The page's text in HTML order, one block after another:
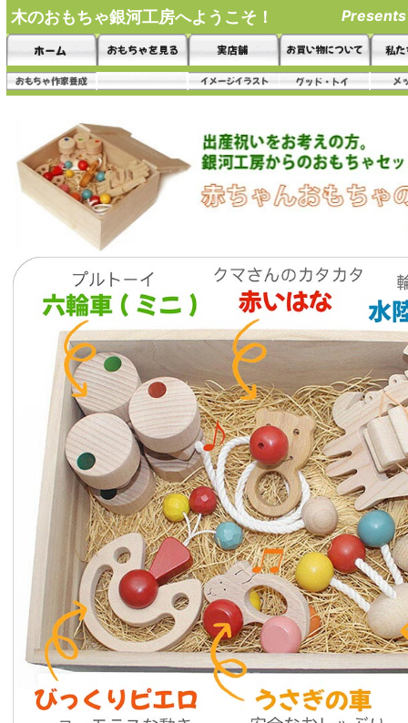
木のおもちゃ銀河工房へようこそ！